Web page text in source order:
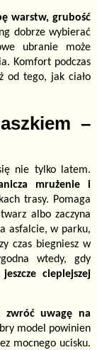
warstw, grubość
dobrze wybierać
ubranie może
Komfort podczas
od tego, jak ciało
–
nie tylko latem.
mrużenie i
trasy. Pomaga
albo zaczyna
asfalcie, w parku,
czas biegniesz w
wtedy, gdy
cieplejszej
zwróć uwagę na
model powinien
mocnego ucisku.